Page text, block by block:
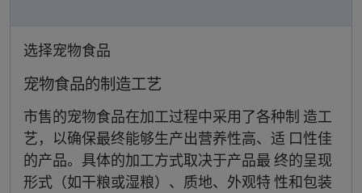
选择宠物食品
宠物食品的制造工艺
市售的宠物食品在加工过程中采用了各种制 造工
艺，以确保最终能够生产出营养性高、适 口性佳
的产品。具体的加工方式取决于产品最 终的呈现
形式（如干粮或湿粮）、质地、外观特 性和包装